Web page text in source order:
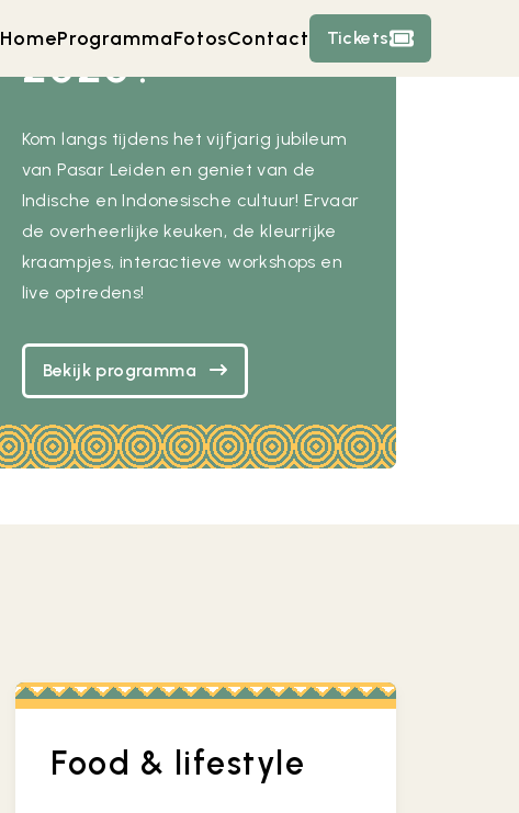
HomeProgrammaFotosContact Tickets
2026?
Kom langs tijdens het vijfjarig jubileum
van Pasar Leiden en geniet van de
Indische en Indonesische cultuur! Ervaar
de overheerlijke keuken, de kleurrijke
kraampjes, interactieve workshops en
live optredens!
Bekijk programma
Food & lifestyle